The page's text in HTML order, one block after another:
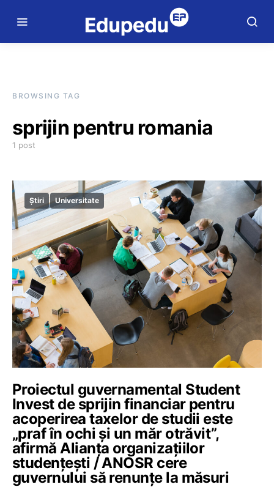
BROWSING TAG
sprijin pentru romania
1 post
Știri Universitate
Proiectul guvernamental Student
Invest de sprijin financiar pentru
acoperirea taxelor de studii este
„praf în ochi și un măr otrăvit”,
afirmă Alianța organizațiilor
studențești / ANOSR cere
guvernului să renunțe la măsuri